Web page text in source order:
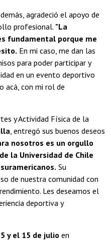
agradeció el apoyo de
profesional. "La
fundamental porque me
En mi caso, me dan las
para poder participar y
en un evento deportivo
acá, con mi rol de
y Actividad Física de la
, entregó sus buenos deseos
nosotros es un orgullo
la Universidad de Chile
Su
de nuestra comunidad con
Les deseamos el
deportiva y
5 y el 15 de julio en